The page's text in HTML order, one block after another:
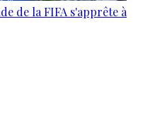
de la FIFA s'apprête à